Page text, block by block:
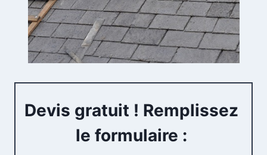
Devis gratuit ! Remplissez
le formulaire :